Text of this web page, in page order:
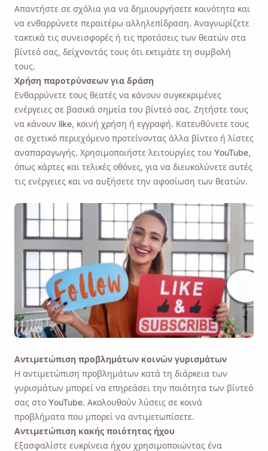
Απαντήστε σε σχόλια για να δημιουργήσετε κοινότητα και
να ενθαρρύνετε περαιτέρω αλληλεπίδραση. Αναγνωρίζετε
τακτικά τις συνεισφορές ή τις προτάσεις των θεατών στα
βίντεό σας, δείχνοντάς τους ότι εκτιμάτε τη συμβολή
τους.
Χρήση παροτρύνσεων για δράση
Ενθαρρύνετε τους θεατές να κάνουν συγκεκριμένες
ενέργειες σε βασικά σημεία του βίντεό σας. Ζητήστε τους
να κάνουν like, κοινή χρήση ή εγγραφή. Κατευθύνετε τους
σε σχετικό περιεχόμενο προτείνοντας άλλα βίντεο ή λίστες
αναπαραγωγής. Χρησιμοποιήστε λειτουργίες του YouTube,
όπως κάρτες και τελικές οθόνες, για να διευκολύνετε αυτές
τις ενέργειες και να αυξήσετε την αφοσίωση των θεατών.
Αντιμετώπιση προβλημάτων κοινών γυρισμάτων
Η αντιμετώπιση προβλημάτων κατά τη διάρκεια των
γυρισμάτων μπορεί να επηρεάσει την ποιότητα των βίντεό
σας στο YouTube. Ακολουθούν λύσεις σε κοινά
προβλήματα που μπορεί να αντιμετωπίσετε.
Αντιμετώπιση κακής ποιότητας ήχου
Εξασφαλίστε ευκρίνεια ήχου χρησιμοποιώντας ένα